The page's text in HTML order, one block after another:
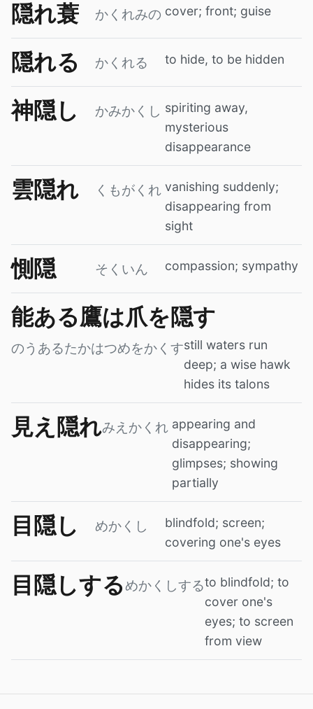
隠れ蓑 かくれみの cover; front; guise
隠れる かくれる to hide, to be hidden
神隠し かみかくし spiriting away,
mysterious
disappearance
雲隠れ くもがくれ vanishing suddenly;
disappearing from
sight
惻隠 そくいん compassion; sympathy
能ある鷹は爪を隠す
のうあるたかはつめをかくすstill waters run
deep; a wise hawk
hides its talons
見え隠れみえかくれ appearing and
disappearing;
glimpses; showing
partially
目隠し めかくし
blindfold; screen;
covering one's eyes
目隠しする めかくしするto blindfold; to
cover one's
eyes; to screen
from view